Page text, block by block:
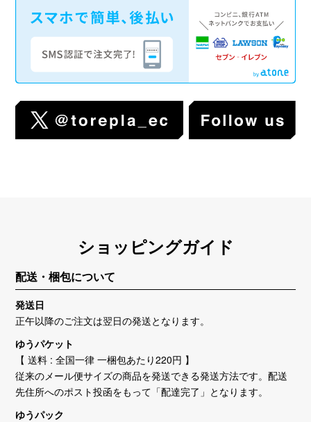
ショッピングガイド
配送・梱包について
発送日
正午以降のご注文は翌日の発送となります。
ゆうパケット
【 送料 : 全国一律 一梱包あたり220円 】
従来のメール便サイズの商品を発送できる発送方法です。配送
先住所へのポスト投函をもって「配達完了」となります。
ゆうパック